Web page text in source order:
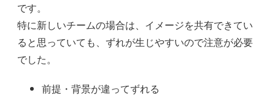
です。
特に新しいチームの場合は、イメージを共有できてい
ると思っていても、ずれが生じやすいので注意が必要
でした。
前提・背景が違ってずれる